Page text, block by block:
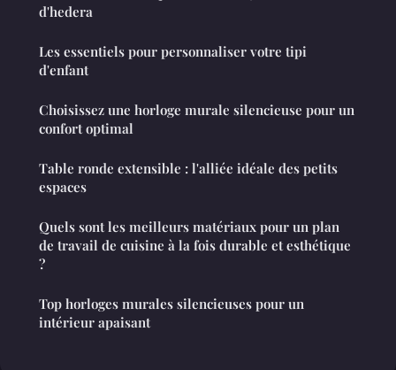
d'hedera
Les essentiels pour personnaliser votre tipi
d'enfant
Choisissez une horloge murale silencieuse pour un
confort optimal
Table ronde extensible : l'alliée idéale des petits
espaces
Quels sont les meilleurs matériaux pour un plan
de travail de cuisine à la fois durable et esthétique
?
Top horloges murales silencieuses pour un
intérieur apaisant